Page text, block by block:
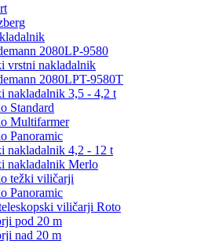
2080LP-9580
vrstni nakladalnik
2080LPT-9580T
nakladalnik 3,5 - 4,2 t
Standard
Multifarmer
Panoramic
nakladalnik 4,2 - 12 t
nakladalnik Merlo
težki viličarji
Panoramic
viličarji Roto
pod 20 m
nad 20 m